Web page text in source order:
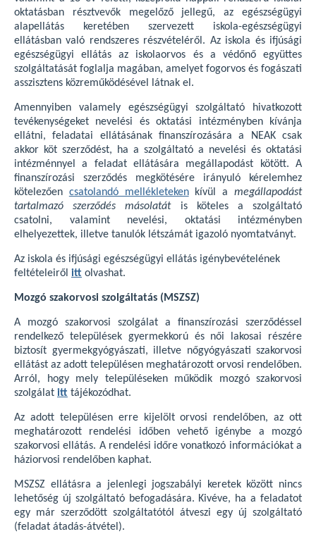
oktatásban résztvevők megelőző jellegű, az egészségügyi
alapellátás keretében szervezett iskola-egészségügyi
ellátásban való rendszeres részvételéről. Az iskola és ifjúsági
egészségügyi ellátás az iskolaorvos és a védőnő együttes
szolgáltatását foglalja magában, amelyet fogorvos és fogászati
asszisztens közreműködésével látnak el.
Amennyiben valamely egészségügyi szolgáltató hivatkozott
tevékenységeket nevelési és oktatási intézményben kívánja
ellátni, feladatai ellátásának finanszírozására a NEAK csak
akkor köt szerződést, ha a szolgáltató a nevelési és oktatási
intézménnyel a feladat ellátására megállapodást kötött. A
finanszírozási szerződés megkötésére irányuló kérelemhez
kötelezően csatolandó mellékletekenkívül amegállapodást
tartalmazó szerződés másolatátis köteles a szolgáltató
csatolni, valamint nevelési, oktatási intézményben
elhelyezettek, illetve tanulók létszámát igazoló nyomtatványt.
Az iskola és ifjúsági egészségügyi ellátás igénybevételének
feltételeiről itt olvashat.
Mozgó szakorvosi szolgáltatás (MSZSZ)
A mozgó szakorvosi szolgálat a finanszírozási szerződéssel
rendelkező települések gyermekkorú és női lakosai részére
biztosít gyermekgyógyászati, illetve nőgyógyászati szakorvosi
ellátást az adott településen meghatározott orvosi rendelőben.
Arról, hogy mely településeken működik mozgó szakorvosi
szolgálat itt tájékozódhat.
Az adott településen erre kijelölt orvosi rendelőben, az ott
meghatározott rendelési időben vehető igénybe a mozgó
szakorvosi ellátás. A rendelési időre vonatkozó információkat a
háziorvosi rendelőben kaphat.
MSZSZ ellátásra a jelenlegi jogszabályi keretek között nincs
lehetőség új szolgáltató befogadására. Kivéve, ha a feladatot
egy már szerződött szolgáltatótól átveszi egy új szolgáltató
(feladat átadás-átvétel).